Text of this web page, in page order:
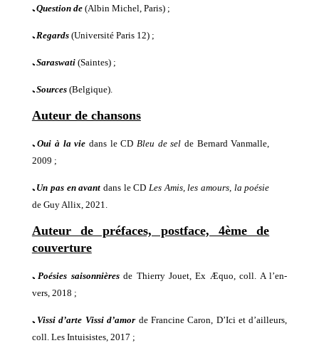
ﹳ Question de (Albin Michel, Paris) ;
ﹳ Regards (Université Paris 12) ;
ﹳ Saraswati (Saintes) ;
ﹳ Sources(Belgique).
Auteur de chansons
ﹳ Oui à la vie dans le CDBleu de sel de Bernard Vanmalle,
2009 ;
ﹳ Un pas en avantdans le CDLes Amis, les amours, la poésie
de Guy Allix, 2021.
Auteur de préfaces, postface, 4ème de
couverture
ﹳ Poésies saisonnièresde Thierry Jouet, Ex Æquo, coll. A l’en-
vers, 2018 ;
ﹳ Vissi d’arte Vissi d’amor de Francine Caron, D’Ici et d’ailleurs,
coll. Les Intuisistes, 2017 ;